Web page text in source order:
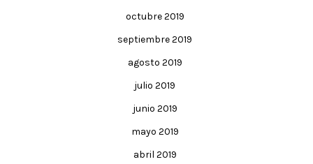
octubre 2019
septiembre 2019
agosto 2019
julio 2019
junio 2019
mayo 2019
abril 2019